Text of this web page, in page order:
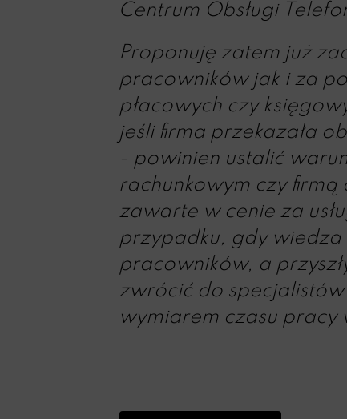
Centrum Obsługi
Proponuję zatem już
pracowników jak i za
płacowych czy
jeśli firma przekazała
- powinien ustalić
rachunkowym czy
zawarte w cenie za
przypadku, gdy wiedza
pracowników, a
zwrócić do
wymiarem czasu pracy